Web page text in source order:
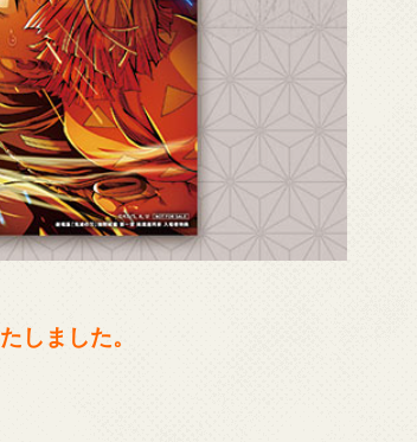
しました。